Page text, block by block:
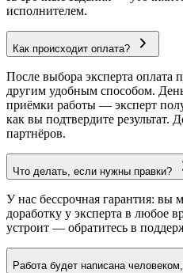
исполнителем.
Как происходит оплата?
После выбора эксперта оплата
другим удобным способом.
приёмки работы — эксперт
как вы подтвердите результат.
партнёров.
Что делать, если нужны правки?
У нас бессрочная гарантия: вы
доработку у эксперта в любое
устроит — обратитесь в
Работа будет написана